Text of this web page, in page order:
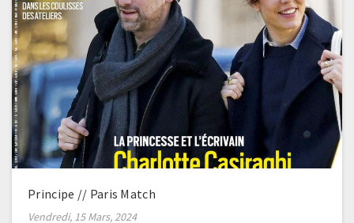
Principe // Paris Match
Vendredi, 15 Mars, 2024